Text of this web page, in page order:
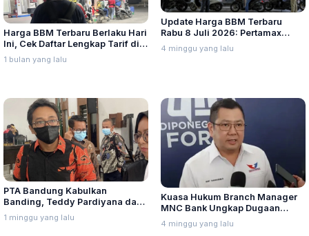
Harga BBM Terbaru Berlaku Hari
Ini, Cek Daftar Lengkap Tarif di
Seluruh Indonesia
1 bulan yang lalu
Update Harga BBM Terbaru
Rabu 8 Juli 2026: Pertamax
Turbo, Dexlite, dan Pertamina
Dex Turun
4 minggu yang lalu
PTA Bandung Kabulkan
Banding, Teddy Pardiyana dan
Bintang Ditetapkan Ahli Waris
Lina Jubaedah
1 minggu yang lalu
Kuasa Hukum Branch Manager
MNC Bank Ungkap Dugaan
Penganiayaan oleh Hary Tanoe
di MNC Towe
4 minggu yang lalu